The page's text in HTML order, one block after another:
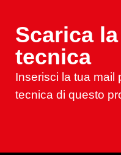
Scarica
tecnica
Inserisci la tua mail
tecnica di questo